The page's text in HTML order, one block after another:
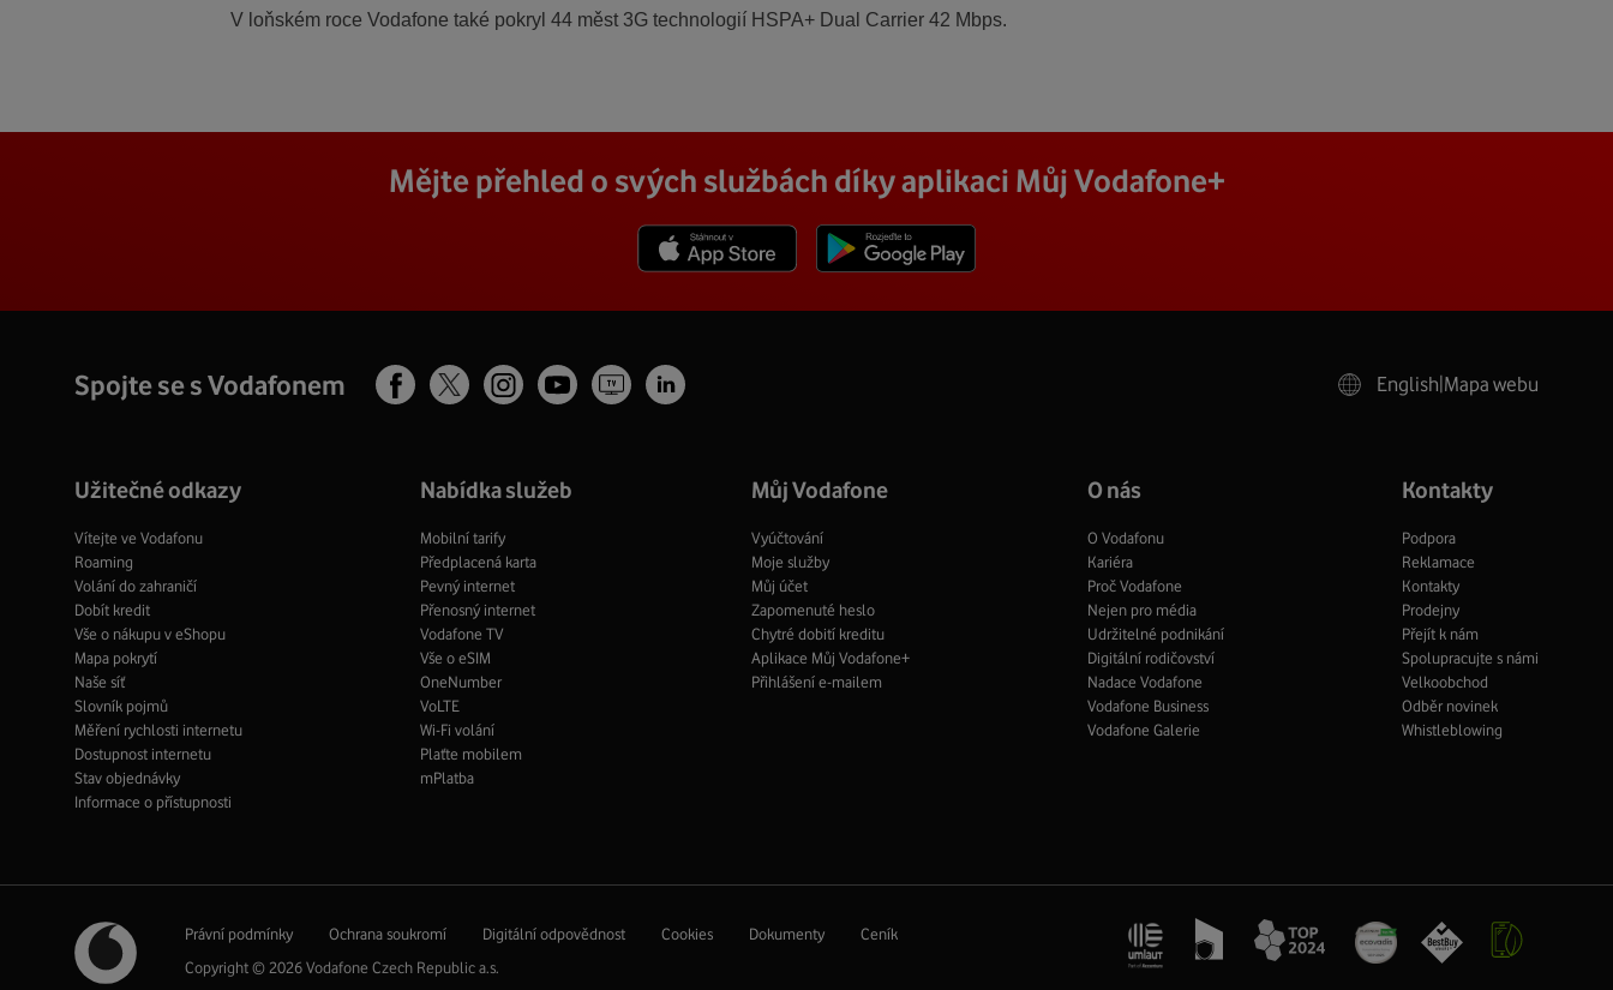
V loňském roce Vodafone také pokryl 44 měst 3G technologií HSPA+ Dual Carrier 42 Mbps.
Mějte přehled o svých službách díky aplikaci Můj Vodafone+
Spojte se s Vodafonem
Facebook
profil
InstagramYoutube
profil
VodafoneLinkedIn
English Mapa webu
Užitečné odkazy
Vítejte ve Vodafonu
Roaming
Volání do zahraničí
Dobít kredit
Vše o nákupu v eShopu
Mapa pokrytí
Naše síť
Slovník pojmů
Měření rychlosti internetu
Dostupnost internetu
Stav objednávky
Informace o přístupnosti
Nabídka služeb
Mobilní tarify
Předplacená karta
Pevný internet
Přenosný internet
Vodafone TV
Vše o eSIM
OneNumber
VoLTE
Wi-Fi volání
Plaťte mobilem
mPlatba
Můj Vodafone
Vyúčtování
Moje služby
Můj účet
Zapomenuté heslo
Chytré dobití kreditu
Aplikace Můj Vodafone+
Přihlášení e-mailem
O nás
O Vodafonu
Kariéra
Proč Vodafone
Nejen pro média
Udržitelné podnikání
Digitální rodičovství
Nadace Vodafone
Vodafone Business
Vodafone Galerie
Kontakty
Podpora
Reklamace
Kontakty
Prodejny
Přejít k nám
Spolupracujte s námi
Velkoobchod
Odběr novinek
Whistleblowing
Právní podmínky Ochrana soukromí Digitální odpovědnost Cookies Dokumenty
Ceník
Copyright © 2026 Vodafone Czech Republic a.s.